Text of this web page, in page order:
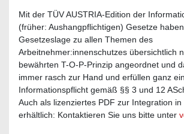
Mit der TÜV AUSTRIA-Edition der
(früher: Aushangpflichtigen) Gesetze
Gesetzeslage zu allen Themen des
Arbeitnehmer:innenschutzes übersichtlich
bewährten T-O-P-Prinzip angeordnet und
immer rasch zur Hand und erfüllen ganz
Informationspflicht gemäß §§ 3 und 12
Auch als lizenziertes PDF zur Integration
erhältlich: Kontaktieren Sie uns bitte unter